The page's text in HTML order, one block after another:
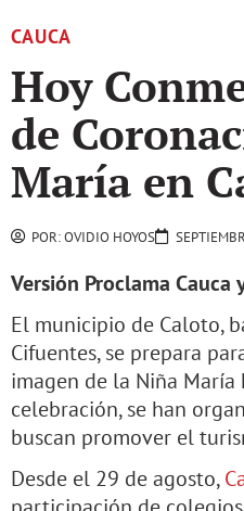
CAUCA
Hoy
de
María en
POR:OVIDIO HOYOS
Versión Proclama Cauca
El municipio de Caloto,
Cifuentes, se prepara
imagen de la Niña María
celebración, se han
buscan promover el
Desde el 29 de agosto,